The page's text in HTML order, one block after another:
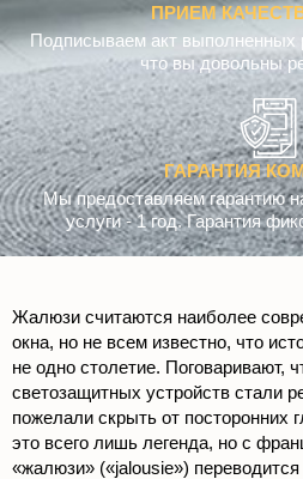
ПРИЕМ
Подписываем акт выполненных
что вы довольны
ГАРАНТИЯ
Мы предоставляем гарантию
услуги - 1 год. Гарантия
Жалюзи считаются наиболее
окна, но не всем известно, что
не одно столетие. Поговаривают,
светозащитных устройств стали
пожелали скрыть от посторонних
это всего лишь легенда, но с
«жалюзи» («jalousie») переводится